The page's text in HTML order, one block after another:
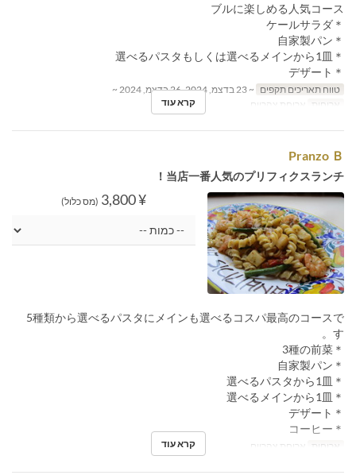
ブルに楽しめる人気コース
＊ケールサラダ
＊自家製パン
＊選べるパスタもしくは選べるメインから1皿
＊デザート
טווח תאריכים תקפים ~ 23 בדצמ, 2024, 26 בדצמ, 2024 ~
ארוחות ארוחת צהריים קרא עוד
Pranzo Ｂ
当店一番人気のプリフィクスランチ！
¥ 3,800 (מס כלול)
5種類から選べるパスタにメインも選べるコスパ最高のコースで
す。
＊3種の前菜
＊自家製パン
＊選べるパスタから1皿
＊選べるメインから1皿
＊デザート
＊コーヒー
ארוחות ארוחת צהריים קרא עוד